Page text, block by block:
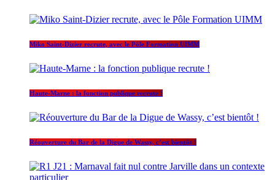
Miko Saint-Dizier recrute, avec le Pôle Formation UIMM
Haute-Marne : la fonction publique recrute !
Réouverture du Bar de la Digue de Wassy, c’est bientôt !